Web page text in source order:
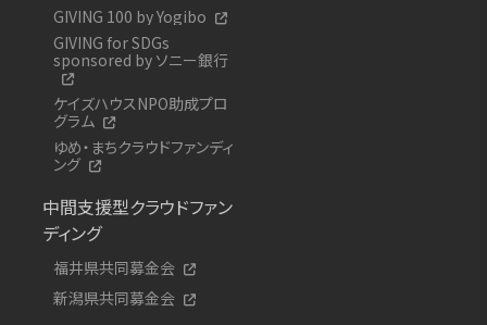
GIVING 100 by Yogibo
GIVING for SDGs
sponsored by ソニー銀行
ケイズハウスNPO助成プロ
グラム
ゆめ・まちクラウドファンディ
ング
中間支援型クラウドファン
ディング
福井県共同募金会
新潟県共同募金会